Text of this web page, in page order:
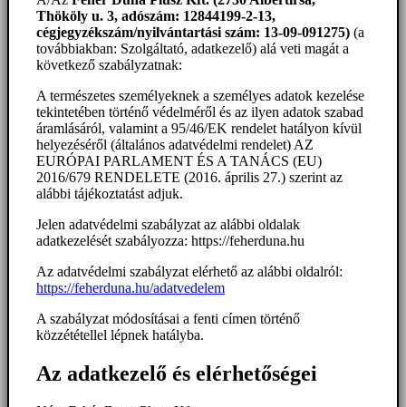
Thököly u. 3, adószám: 12844199-2-13,
cégjegyzékszám/nyilvántartási szám: 13-09-091275) (a
továbbiakban: Szolgáltató, adatkezelő) alá veti magát a
következő szabályzatnak:
A természetes személyeknek a személyes adatok kezelése
tekintetében történő védelméről és az ilyen adatok szabad
áramlásáról, valamint a 95/46/EK rendelet hatályon kívül
helyezéséről (általános adatvédelmi rendelet) AZ
EURÓPAI PARLAMENT ÉS A TANÁCS (EU)
2016/679 RENDELETE (2016. április 27.) szerint az
alábbi tájékoztatást adjuk.
Jelen adatvédelmi szabályzat az alábbi oldalak
adatkezelését szabályozza: https://feherduna.hu
Az adatvédelmi szabályzat elérhető az alábbi oldalról:
https://feherduna.hu/adatvedelem
A szabályzat módosításai a fenti címen történő
közzététellel lépnek hatályba.
Az adatkezelő és elérhetőségei